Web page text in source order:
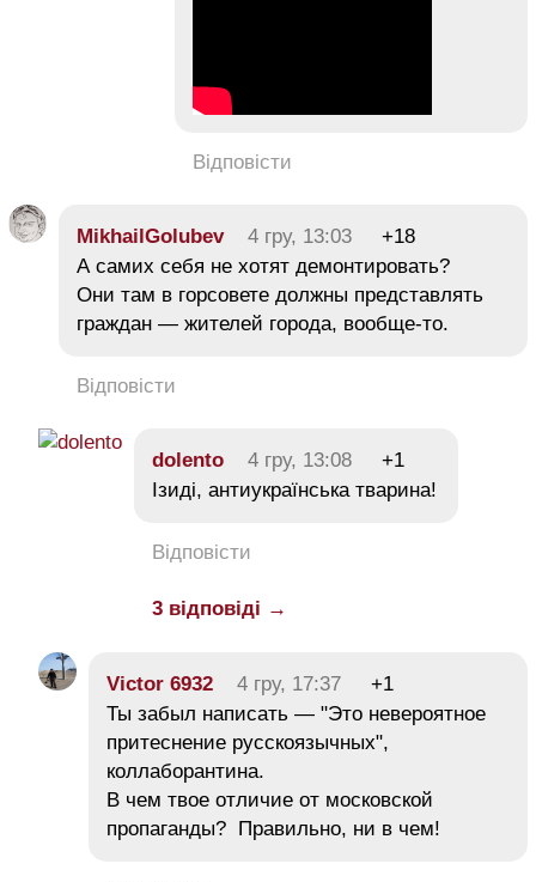
Відповісти
MikhailGolubev 4 гру, 13:03
+18
А самих себя не хотят демонтировать?
Они там в горсовете должны представлять
граждан — жителей города, вообще-то.
Відповісти
dolento 4 гру, 13:08
+1
Ізиді, антиукраїнська тварина!
Відповісти
3 відповіді →
Victor 6932 4 гру, 17:37
+1
Ты забыл написать — "Это невероятное
притеснение русскоязычных",
коллаборантина.
В чем твое отличие от московской
пропаганды? Правильно, ни в чем!